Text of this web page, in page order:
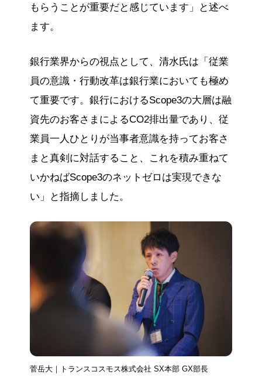
もらうことが重要だと感じています」と述べ
ます。
銀行業界からの視点として、清水氏は「従業
員の意識・行動改革は銀行業においても極め
て重要です。銀行におけるScope3の大層は融
資先のお客さまによるCO2排出量であり、従
業員一人ひとりが当事者意識を持ってお客さ
まと真剣に対話すること、これを積み重ねて
いかねばScope3のネットゼロは実現できな
い」と指摘しました。
菅岳大｜トランスコスモス株式会社 SX本部 GX部長